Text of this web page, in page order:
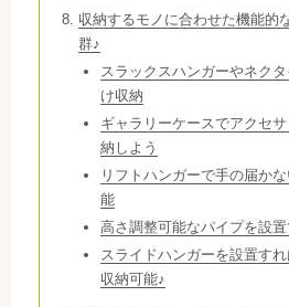
収納するモノに合わせた機能的
群♪
スラックスハンガーやネク
け収納
ギャラリーケースでアクセ
納しよう
リフトハンガーで手の届か
能
高さ調整可能なパイプを設
スライドハンガーを設置す
収納可能♪